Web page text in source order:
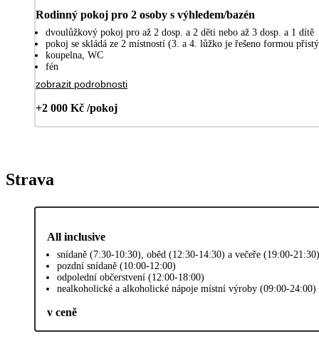
Rodinný pokoj pro 2 osoby s výhledem/bazén
dvoulůžkový pokoj pro až 2 dosp. a 2 děti nebo až 3 dosp. a 1 dítě
pokoj se skládá ze 2 místností (3. a 4. lůžko je řešeno formou
koupelna, WC
fén
zobrazit podrobnosti
+2 000 Kč /pokoj
Strava
All inclusive
snídaně (7:30-10:30), oběd (12:30-14:30) a večeře (19:00-
pozdní snídaně (10:00-12:00)
odpolední občerstvení (12:00-18:00)
nealkoholické a alkoholické nápoje místní výroby (09:00-24:00)
v ceně